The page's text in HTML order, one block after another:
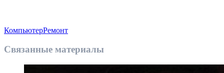
КомпьютерРемонт
Связанные материалы